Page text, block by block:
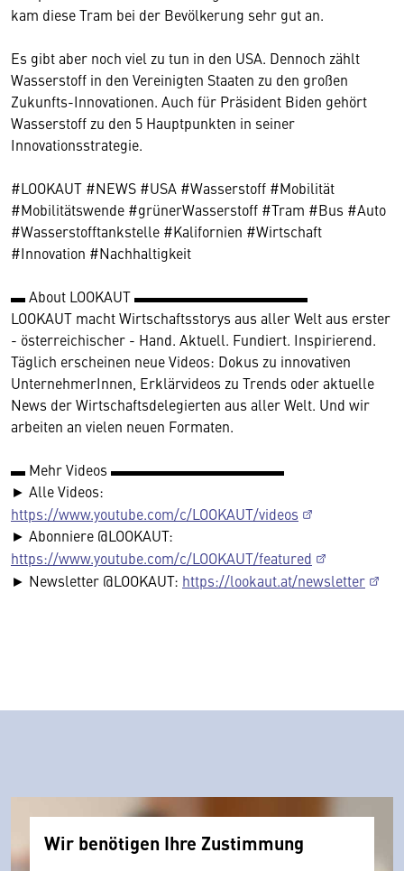
kam diese Tram bei der Bevölkerung sehr gut an.
Es gibt aber noch viel zu tun in den USA. Dennoch zählt
Wasserstoff in den Vereinigten Staaten zu den großen
Zukunfts-Innovationen. Auch für Präsident Biden gehört
Wasserstoff zu den 5 Hauptpunkten in seiner
Innovationsstrategie.
#LOOKAUT #NEWS #USA #Wasserstoff #Mobilität
#Mobilitätswende #grünerWasserstoff #Tram #Bus #Auto
#Wasserstofftankstelle #Kalifornien #Wirtschaft
#Innovation #Nachhaltigkeit
▬ About LOOKAUT ▬▬▬▬▬▬▬▬▬▬▬▬
LOOKAUT macht Wirtschaftsstorys aus aller Welt aus erster
- österreichischer - Hand. Aktuell. Fundiert. Inspirierend.
Täglich erscheinen neue Videos: Dokus zu innovativen
UnternehmerInnen, Erklärvideos zu Trends oder aktuelle
News der Wirtschaftsdelegierten aus aller Welt. Und wir
arbeiten an vielen neuen Formaten.
▬ Mehr Videos ▬▬▬▬▬▬▬▬▬▬▬▬
► Alle Videos:
https://www.youtube.com/c/LOOKAUT/videos
► Abonniere @LOOKAUT:
https://www.youtube.com/c/LOOKAUT/featured
► Newsletter @LOOKAUT: https://lookaut.at/newsletter
Wir benötigen Ihre Zustimmung